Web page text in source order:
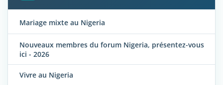
Mariage mixte au Nigeria
Nouveaux membres du forum Nigeria, présentez-vous
ici - 2026
Vivre au Nigeria